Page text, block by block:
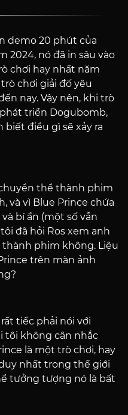
demo 20 phút của
2024, nó đã in sâu vào
chơi hay nhất năm
chơi giải đố yêu
nay. Vậy nên, khi trò
triển Dogubomb,
điều gì sẽ xảy ra
thể thành phim
và vì Blue Prince chứa
bí ẩn (một số vẫn
đã hỏi Ros xem anh
phim không. Liệu
trên màn ảnh
tiếc phải nói với
tôi không cân nhắc
là một trò chơi, hay
nhất trong thế giới
tưởng tượng nó là bất